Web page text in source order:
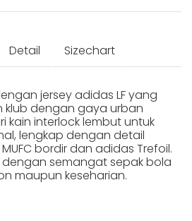
Detail Sizechart
jersey adidas LF yang
klub dengan gaya urban
kain interlock lembut untuk
lengkap dengan detail
bordir dan adidas Trefoil.
semangat sepak bola
maupun keseharian.